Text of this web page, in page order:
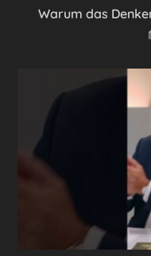
Warum das